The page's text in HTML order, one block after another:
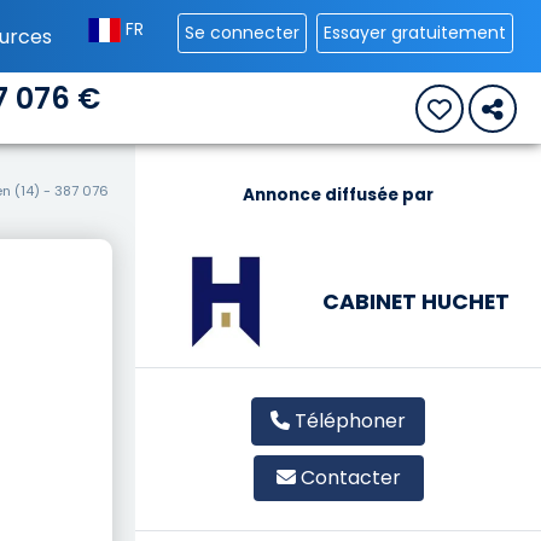
FR Se connecter Essayer gratuitement
076 €
(14) - 387 076
Annonce diffusée par
CABINET HUCHET
Téléphoner
Contacter